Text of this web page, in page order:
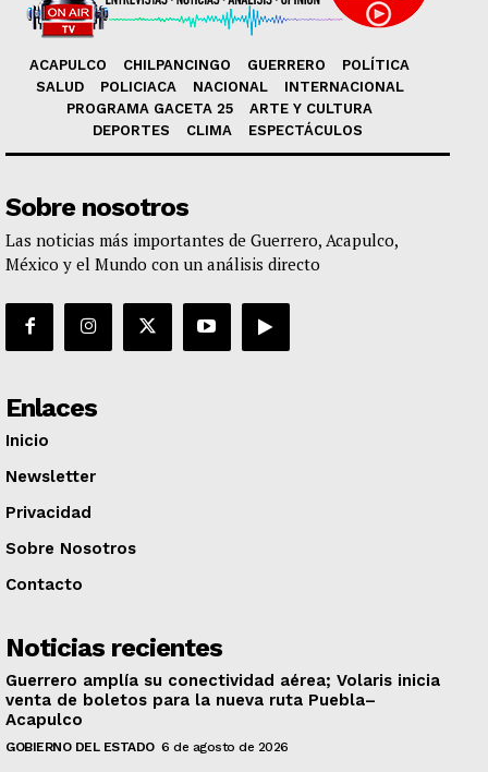
ACAPULCO CHILPANCINGO GUERRERO
POLÍTICA
SALUD
POLICIACA NACIONAL
INTERNACIONAL
PROGRAMA GACETA 25
ARTE Y CULTURA
DEPORTES
CLIMA ESPECTÁCULOS
Sobre nosotros
Las noticias más importantes de Guerrero, Acapulco,
México y el Mundo con un análisis directo
Enlaces
Inicio
Newsletter
Privacidad
Sobre Nosotros
Contacto
Noticias recientes
Guerrero amplía su conectividad aérea; Volaris inicia
venta de boletos para la nueva ruta Puebla–
Acapulco
GOBIERNO DEL ESTADO 6 de agosto de 2026